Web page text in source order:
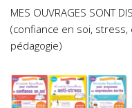
MES OUVRAGES SONT
(confiance en soi,
pédagogie)